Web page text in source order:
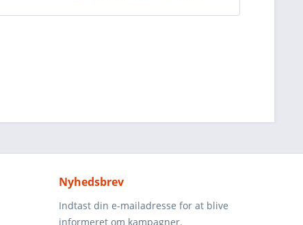
Nyhedsbrev
Indtast din e-mailadresse for at blive
informeret om kampagner.